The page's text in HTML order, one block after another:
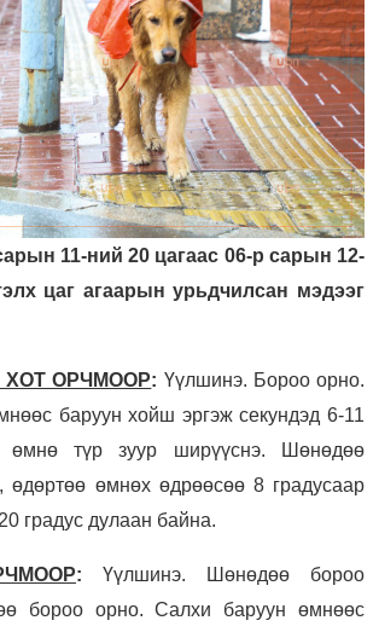
11-ний 20 цагаас 06-р сарын 12-
цаг агаарын урьдчилсан мэдээг
ХОТ ОРЧМООР: Үүлшинэ. Бороо орно.
баруун хойш эргэж секундэд 6-11
өмнө түр зуур ширүүснэ. Шөнөдөө
өдөртөө өмнөх өдрөөсөө 8 градусаар
градус дулаан байна.
: Үүлшинэ. Шөнөдөө бороо
бороо орно. Салхи баруун өмнөөс